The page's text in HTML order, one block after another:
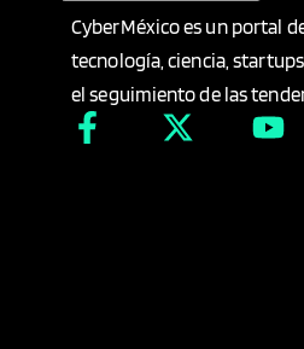
CyberMéxico es un portal
tecnología, ciencia,
el seguimiento de las